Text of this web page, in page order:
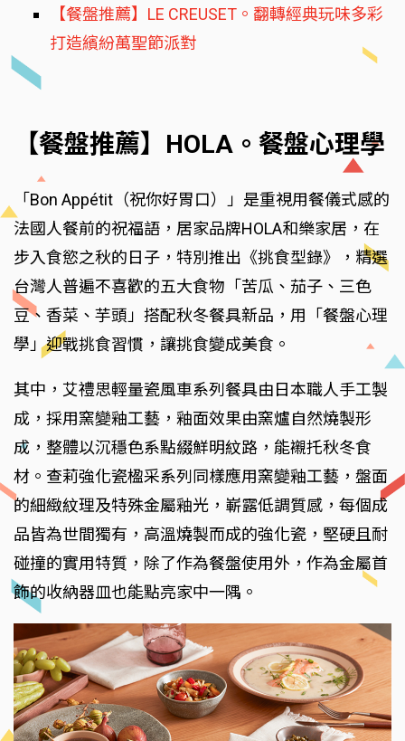
【餐盤推薦】LE CREUSET。翻轉經典玩味多彩
打造繽紛萬聖節派對
【餐盤推薦】HOLA。餐盤心理學
「Bon Appétit（祝你好胃口）」是重視用餐儀式感的
法國人餐前的祝福語，居家品牌HOLA和樂家居，在
步入食慾之秋的日子，特別推出《挑食型錄》，精選
台灣人普遍不喜歡的五大食物「苦瓜、茄子、三色
豆、香菜、芋頭」搭配秋冬餐具新品，用「餐盤心理
學」迎戰挑食習慣，讓挑食變成美食。
其中，艾禮思輕量瓷風車系列餐具由日本職人手工製
成，採用窯變釉工藝，釉面效果由窯爐自然燒製形
成，整體以沉穩色系點綴鮮明紋路，能襯托秋冬食
材。查莉強化瓷楹采系列同樣應用窯變釉工藝，盤面
的細緻紋理及特殊金屬釉光，嶄露低調質感，每個成
品皆為世間獨有，高溫燒製而成的強化瓷，堅硬且耐
碰撞的實用特質，除了作為餐盤使用外，作為金屬首
飾的收納器皿也能點亮家中一隅。